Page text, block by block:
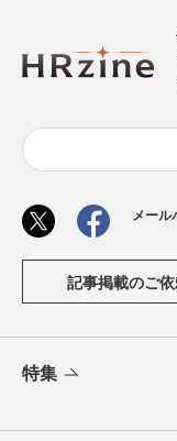
メール
記事掲載のご
特集